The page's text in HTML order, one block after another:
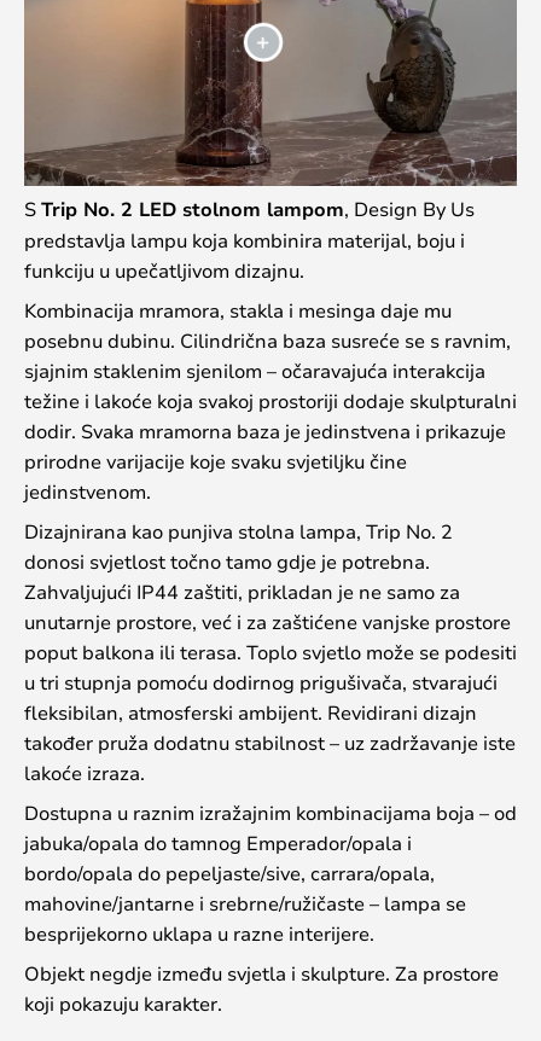
STrip No. 2 LED stolnom lampom, Design By Us
predstavlja lampu koja kombinira materijal, boju i
funkciju u upečatljivom dizajnu.
Kombinacija mramora, stakla i mesinga daje mu
posebnu dubinu. Cilindrična baza susreće se s ravnim,
sjajnim staklenim sjenilom – očaravajuća interakcija
težine i lakoće koja svakoj prostoriji dodaje skulpturalni
dodir. Svaka mramorna baza je jedinstvena i prikazuje
prirodne varijacije koje svaku svjetiljku čine
jedinstvenom.
Dizajnirana kao punjiva stolna lampa, Trip No. 2
donosi svjetlost točno tamo gdje je potrebna.
Zahvaljujući IP44 zaštiti, prikladan je ne samo za
unutarnje prostore, već i za zaštićene vanjske prostore
poput balkona ili terasa. Toplo svjetlo može se podesiti
u tri stupnja pomoću dodirnog prigušivača, stvarajući
fleksibilan, atmosferski ambijent. Revidirani dizajn
također pruža dodatnu stabilnost – uz zadržavanje iste
lakoće izraza.
Dostupna u raznim izražajnim kombinacijama boja – od
jabuka/opala do tamnog Emperador/opala i
bordo/opala do pepeljaste/sive, carrara/opala,
mahovine/jantarne i srebrne/ružičaste – lampa se
besprijekorno uklapa u razne interijere.
Objekt negdje između svjetla i skulpture. Za prostore
koji pokazuju karakter.